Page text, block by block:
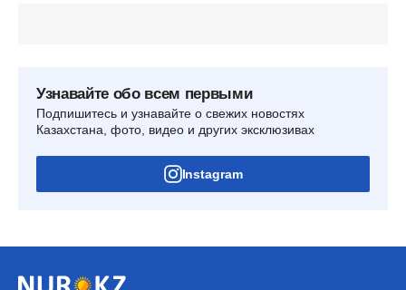
Узнавайте обо всем первыми
Подпишитесь и узнавайте о свежих новостях
Казахстана, фото, видео и других эксклюзивах
Instagram